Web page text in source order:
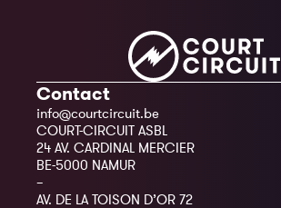
Contact
info@courtcircuit.be
COURT-CIRCUIT ASBL
24 AV. CARDINAL MERCIER
BE-5000 NAMUR
–
AV. DE LA TOISON D’OR 72